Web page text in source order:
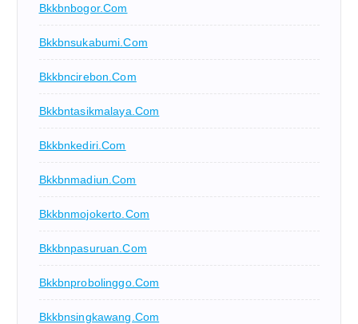
Bkkbnbogor.com
Bkkbnsukabumi.com
Bkkbncirebon.com
Bkkbntasikmalaya.com
Bkkbnkediri.com
Bkkbnmadiun.com
Bkkbnmojokerto.com
Bkkbnpasuruan.com
Bkkbnprobolinggo.com
Bkkbnsingkawang.com